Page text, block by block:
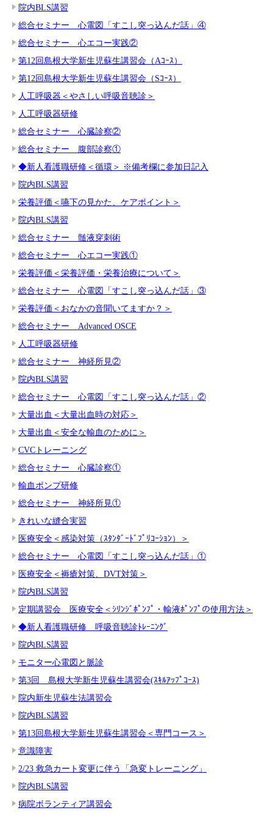
院内BLS講習
総合セミナー 心電図「すこし突っ込んだ話」④
総合セミナー 心エコー実践②
第12回島根大学新生児蘇生講習会（Aｺｰｽ）
第12回島根大学新生児蘇生講習会（Sｺｰｽ）
人工呼吸器＜やさしい呼吸音聴診＞
人工呼吸器研修
総合セミナー 心臓診察②
総合セミナー 腹部診察①
◆新人看護職研修＜循環＞ ※備考欄に参加日記入
院内BLS講習
栄養評価＜嚥下の見かた、ケアポイント＞
院内BLS講習
総合セミナー 髄液穿刺術
総合セミナー 心エコー実践①
栄養評価＜栄養評価・栄養治療について＞
総合セミナー 心電図「すこし突っ込んだ話」③
栄養評価＜おなかの音聞いてますか？＞
総合セミナー Advanced OSCE
人工呼吸器研修
総合セミナー 神経所見②
院内BLS講習
総合セミナー 心電図「すこし突っ込んだ話」②
大量出血＜大量出血時の対応＞
大量出血＜安全な輸血のために＞
CVCトレーニング
総合セミナー 心臓診察①
輸血ポンプ研修
総合セミナー 神経所見①
きれいな縫合実習
医療安全＜感染対策（ｽﾀﾝﾀﾞｰﾄﾞﾌﾟﾘｺｰｼｮﾝ）＞
総合セミナー 心電図「すこし突っ込んだ話」①
医療安全＜褥瘡対策、DVT対策＞
院内BLS講習
定期講習会 医療安全＜ｼﾘﾝｼﾞﾎﾟﾝﾌﾟ・輸液ﾎﾟﾝﾌﾟの使用方法＞
◆新人看護職研修 呼吸音聴診ﾄﾚｰﾆﾝｸﾞ
院内BLS講習
モニター心電図と脈診
第3回 島根大学新生児蘇生講習会(ｽｷﾙｱｯﾌﾟｺｰｽ)
院内新生児蘇生法講習会
院内BLS講習
第13回島根大学新生児蘇生講習会＜専門コース＞
意識障害
2/23 救急カート変更に伴う「急変トレーニング」
院内BLS講習
病院ボランティア講習会